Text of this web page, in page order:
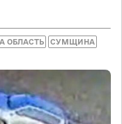
ОБЛАСТЬ СУМЩИНА